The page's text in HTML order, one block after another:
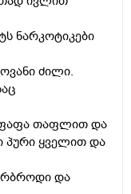
ნარკოტიკები
ძილი.
ფაფა თაფლით და
პური ყველით და
და